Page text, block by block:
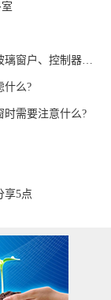
合肥电动天窗的构造包括电机、齿轮、传动杆、玻璃窗户、控制器等部分
什么?
时需要注意什么?
享5点